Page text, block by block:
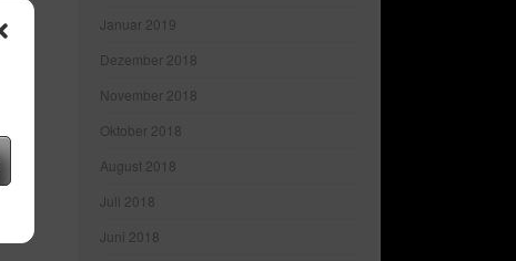
Januar 2019
Dezember 2018
November 2018
Oktober 2018
August 2018
Juli 2018
Juni 2018